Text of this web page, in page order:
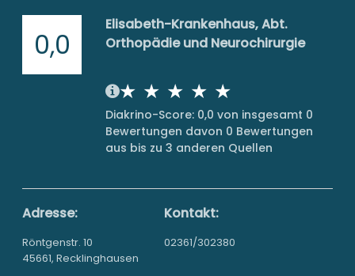
0,0
Elisabeth-Krankenhaus, Abt.
Orthopädie und Neurochirurgie
Diakrino-Score: 0,0 von insgesamt 0
Bewertungen davon 0 Bewertungen
aus bis zu 3 anderen Quellen
Adresse:
Röntgenstr. 10
45661, Recklinghausen
Kontakt:
02361/302380